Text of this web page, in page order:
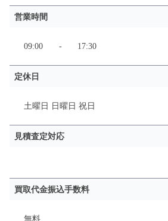
営業時間
09:00 - 17:30
定休日
土曜日 日曜日 祝日
見積査定対応
買取代金振込手数料